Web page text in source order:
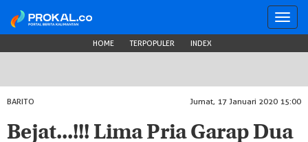
HOME TERPOPULER INDEX
BARITO Jumat, 17 Januari 2020 15:00
Bejat...!!! Lima Pria Garap Dua